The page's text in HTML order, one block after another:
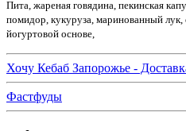
Пита, жареная говядина, пекинская
помидор, кукуруза, маринованный
йогуртовой основе,
Хочу Кебаб Запорожье -
Фастфуды